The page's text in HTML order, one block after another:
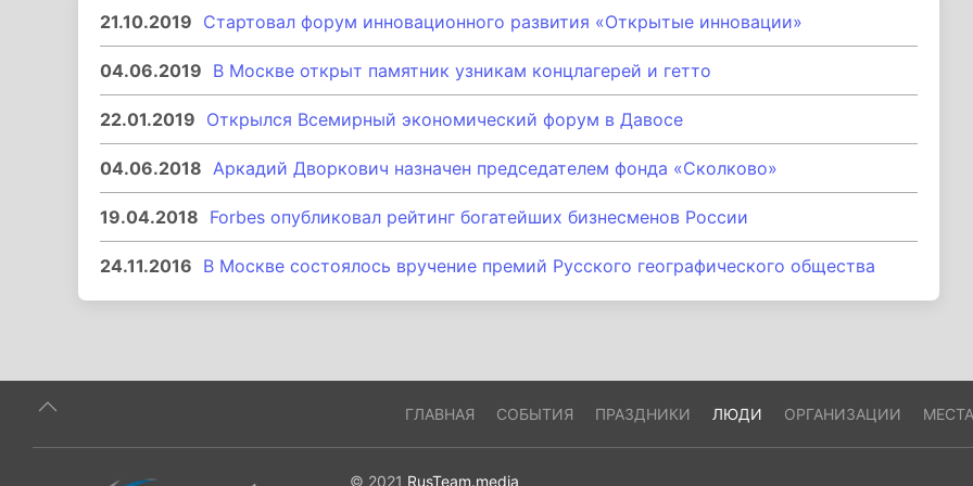
21.10.2019 Стартовал форум инновационного развития «Открытые инновации»
04.06.2019 В Москве открыт памятник узникам концлагерей и гетто
22.01.2019 Открылся Всемирный экономический форум в Давосе
04.06.2018 Аркадий Дворкович назначен председателем фонда «Сколково»
19.04.2018 Forbes опубликовал рейтинг богатейших бизнесменов России
24.11.2016 В Москве состоялось вручение премий Русского географического общества
ГЛАВНАЯ СОБЫТИЯ ПРАЗДНИКИ ЛЮДИ ОРГАНИЗАЦИИ МЕСТА
© 2021 RusTeam.media